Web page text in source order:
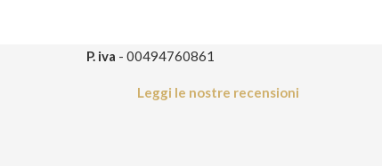
P. iva - 00494760861
Leggi le nostre recensioni